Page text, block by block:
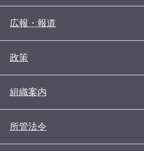
広報・報道
政策
組織案内
所管法令